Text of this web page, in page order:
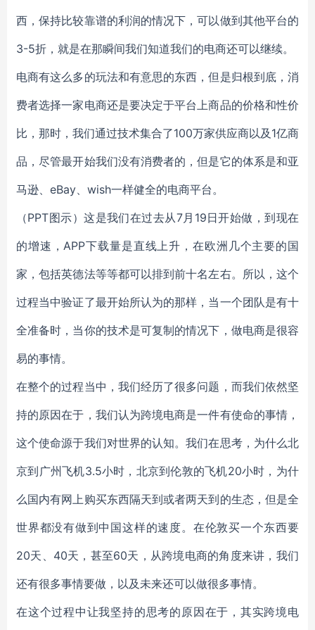
西，保持比较靠谱的利润的情况下，可以做到其他平台的
3-5折，就是在那瞬间我们知道我们的电商还可以继续。
电商有这么多的玩法和有意思的东西，但是归根到底，消
费者选择一家电商还是要决定于平台上商品的价格和性价
比，那时，我们通过技术集合了100万家供应商以及1亿商
品，尽管最开始我们没有消费者的，但是它的体系是和亚
马逊、eBay、wish一样健全的电商平台。
（PPT图示）这是我们在过去从7月19日开始做，到现在
的增速，APP下载量是直线上升，在欧洲几个主要的国
家，包括英德法等等都可以排到前十名左右。所以，这个
过程当中验证了最开始所认为的那样，当一个团队是有十
全准备时，当你的技术是可复制的情况下，做电商是很容
易的事情。
在整个的过程当中，我们经历了很多问题，而我们依然坚
持的原因在于，我们认为跨境电商是一件有使命的事情，
这个使命源于我们对世界的认知。我们在思考，为什么北
京到广州飞机3.5小时，北京到伦敦的飞机20小时，为什
么国内有网上购买东西隔天到或者两天到的生态，但是全
世界都没有做到中国这样的速度。在伦敦买一个东西要
20天、40天，甚至60天，从跨境电商的角度来讲，我们
还有很多事情要做，以及未来还可以做很多事情。
在这个过程中让我坚持的思考的原因在于，其实跨境电